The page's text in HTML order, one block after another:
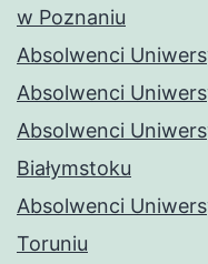
w Poznaniu
Absolwenci
Absolwenci
Absolwenci
Białymstoku
Absolwenci
Toruniu